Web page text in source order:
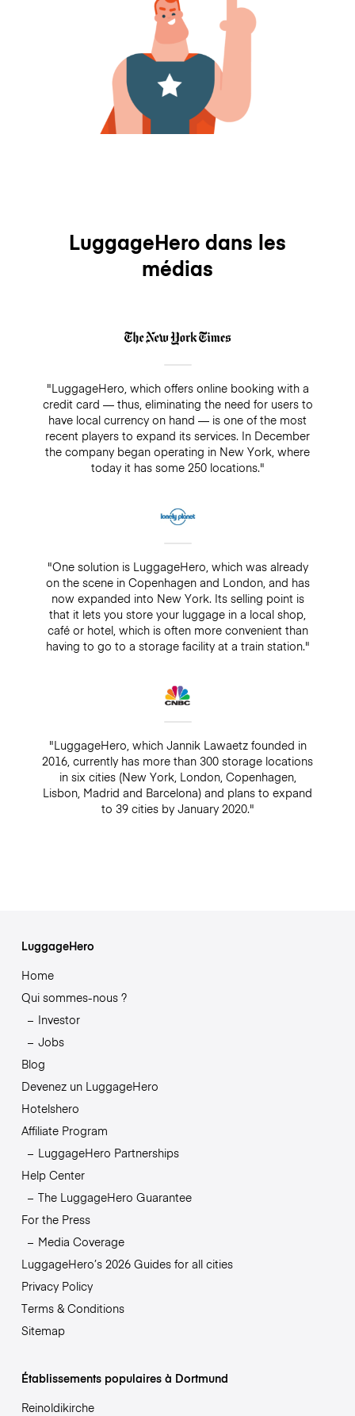
LuggageHero dans les
médias
"LuggageHero, which offers online booking with a
credit card — thus, eliminating the need for users to
have local currency on hand — is one of the most
recent players to expand its services. In December
the company began operating in New York, where
today it has some 250 locations."
"One solution is LuggageHero, which was already
on the scene in Copenhagen and London, and has
now expanded into New York. Its selling point is
that it lets you store your luggage in a local shop,
café or hotel, which is often more convenient than
having to go to a storage facility at a train station."
"LuggageHero, which Jannik Lawaetz founded in
2016, currently has more than 300 storage locations
in six cities (New York, London, Copenhagen,
Lisbon, Madrid and Barcelona) and plans to expand
to 39 cities by January 2020."
LuggageHero
Home
Qui sommes-nous ?
Investor
Jobs
Blog
Devenez un LuggageHero
Hotelshero
Affiliate Program
LuggageHero Partnerships
Help Center
The LuggageHero Guarantee
For the Press
Media Coverage
LuggageHero’s 2026 Guides for all cities
Privacy Policy
Terms & Conditions
Sitemap
Établissements populaires à Dortmund
Reinoldikirche